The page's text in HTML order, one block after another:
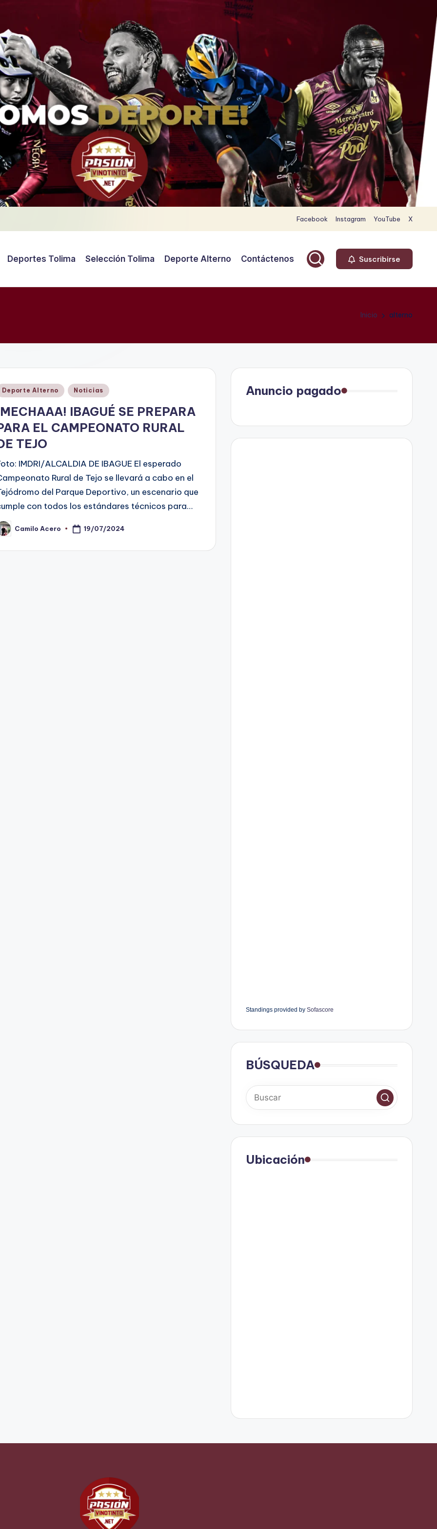
Facebook Instagram YouTube X
Deportes Tolima Selección Tolima Deporte Alterno Contáctenos Suscribirse
Inicio alterno
Deporte Alterno Noticias
IBAGUÉ SE PREPARA
EL CAMPEONATO RURAL
TEJO
IMDRI/ALCALDIA DE IBAGUE El esperado
Rural de Tejo se llevará a cabo en el
del Parque Deportivo, un escenario que
con todos los estándares técnicos para…
Camilo Acero 19/07/2024
Anuncio pagado
Standings provided by Sofascore
BÚSQUEDA
Ubicación